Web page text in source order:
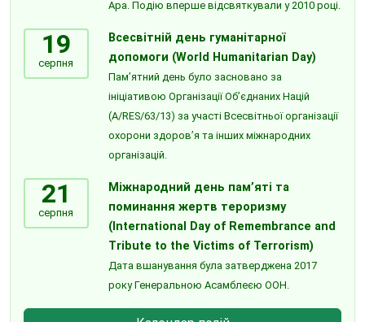
Ара. Подію вперше відсвяткували у 2010 році.
19
серпня
Всесвітній день гуманітарної
допомоги (World Humanitarian Day)
Пам’ятний день було засновано за
ініціативою Організації Об’єднаних Націй
(A/RES/63/13) за участі Всесвітньої організації
охорони здоров’я та інших міжнародних
організацій.
21
серпня
Міжнародний день пам’яті та
поминання жертв тероризму
(International Day of Remembrance and
Tribute to the Victims of Terrorism)
Дата вшанування була затверджена 2017
року Генеральною Асамблеєю ООН.